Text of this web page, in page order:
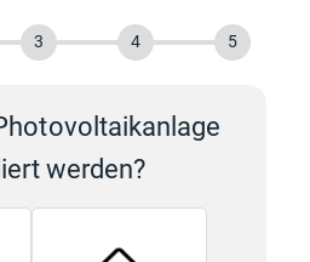
3 4 5
werden?